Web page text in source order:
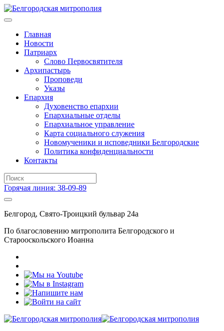
Главная
Новости
Патриарх
Слово Первосвятителя
Архипастырь
Проповеди
Указы
Епархия
Духовенство епархии
Епархиальные отделы
Епархиальное управление
Карта социального служения
Новомученики и исповедники Белгородские
Политика конфиденциальности
Контакты
Горячая линия: 38-09-89
Белгород, Свято-Троицкий бульвар 24а
По благословению митрополита Белгородского и
Старооскольского Иоанна